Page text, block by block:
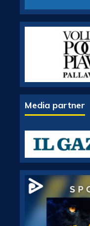
Media partner